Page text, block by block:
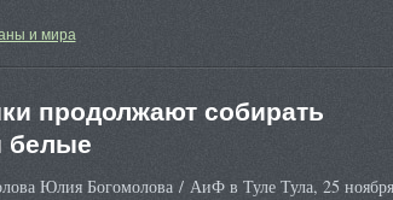
и мира
продолжают собирать
белые
Юлия Богомолова / АиФ в Туле Тула, 25 ноября